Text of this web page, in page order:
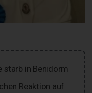
starb in Benidorm
Reaktion auf